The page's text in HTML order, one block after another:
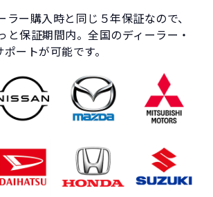
ラー購入時と同じ５年保証なので、
と保証期間内。全国のディーラー・
ートが可能です。